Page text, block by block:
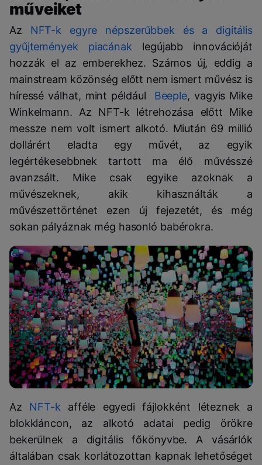
műveiket
Az NFT-k egyre népszerűbbek és a digitális
gyűjtemények piacának legújabb innovációját
hozzák el az emberekhez. Számos új, eddig a
mainstream közönség előtt nem ismert művész is
híressé válhat, mint például Beeple, vagyis Mike
Winkelmann. Az NFT-k létrehozása előtt Mike
messze nem volt ismert alkotó. Miután 69 millió
dollárért eladta egy művét, az egyik
legértékesebbnek tartott ma élő művésszé
avanzsált. Mike csak egyike azoknak a
művészeknek, akik kihasználták a
művészettörténet ezen új fejezetét, és még
sokan pályáznak még hasonló babérokra.
Az NFT-k afféle egyedi fájlokként léteznek a
blokkláncon, az alkotó adatai pedig örökre
bekerülnek a digitális főkönyvbe. A vásárlók
általában csak korlátozottan kapnak lehetőséget